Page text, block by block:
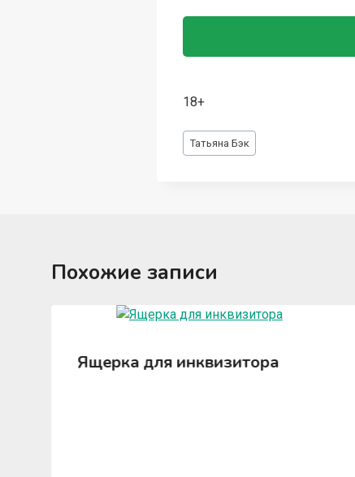
18+
Метки
записи:
Татьяна Бэк
Похожие записи
Ящерка для инквизитора